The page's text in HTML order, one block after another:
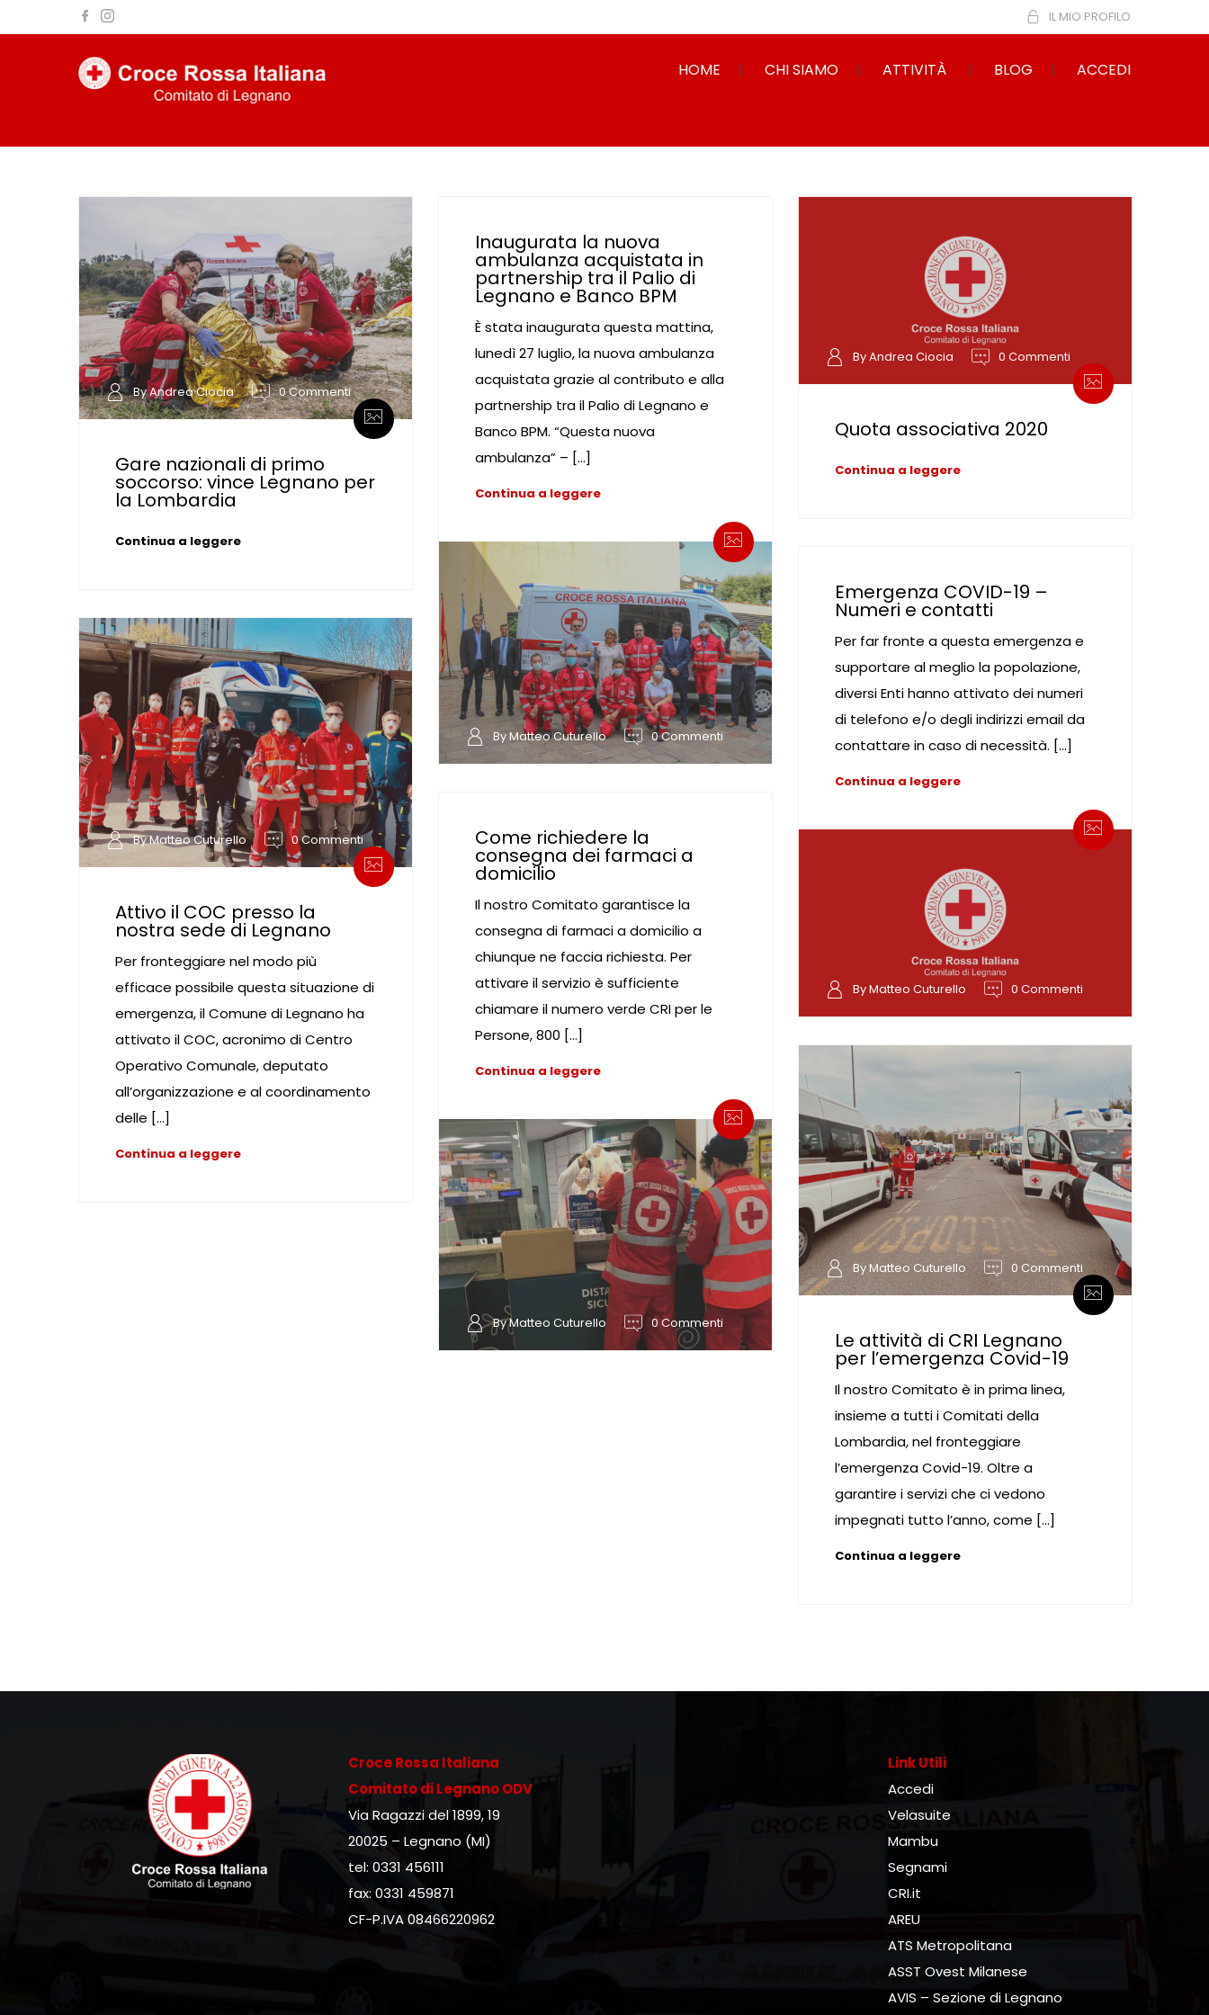
IL MIO PROFILO
HOME CHI SIAMO ATTIVITÀ BLOG ACCEDI
Blog
By Andrea Ciocia 0 Commenti
Gare nazionali di primo
soccorso: vince Legnano per
la Lombardia
Continua a leggere
Inaugurata la nuova
ambulanza acquistata in
partnership tra il Palio di
Legnano e Banco BPM
È stata inaugurata questa mattina,
lunedì 27 luglio, la nuova ambulanza
acquistata grazie al contributo e alla
partnership tra il Palio di Legnano e
Banco BPM. “Questa nuova
ambulanza” – […]
Continua a leggere
By Matteo Cuturello 0 Commenti
By Andrea Ciocia 0 Commenti
Quota associativa 2020
Continua a leggere
Emergenza COVID-19 –
Numeri e contatti
Per far fronte a questa emergenza e
supportare al meglio la popolazione,
diversi Enti hanno attivato dei numeri
di telefono e/o degli indirizzi email da
contattare in caso di necessità. […]
Continua a leggere
By Matteo Cuturello 0 Commenti
By Matteo Cuturello 0 Commenti
Attivo il COC presso la
nostra sede di Legnano
Per fronteggiare nel modo più
efficace possibile questa situazione di
emergenza, il Comune di Legnano ha
attivato il COC, acronimo di Centro
Operativo Comunale, deputato
all’organizzazione e al coordinamento
delle […]
Continua a leggere
Come richiedere la
consegna dei farmaci a
domicilio
Il nostro Comitato garantisce la
consegna di farmaci a domicilio a
chiunque ne faccia richiesta. Per
attivare il servizio è sufficiente
chiamare il numero verde CRI per le
Persone, 800 […]
Continua a leggere
By Matteo Cuturello 0 Commenti
By Matteo Cuturello 0 Commenti
Le attività di CRI Legnano
per l’emergenza Covid-19
Il nostro Comitato è in prima linea,
insieme a tutti i Comitati della
Lombardia, nel fronteggiare
l’emergenza Covid-19. Oltre a
garantire i servizi che ci vedono
impegnati tutto l’anno, come […]
Continua a leggere
Croce Rossa Italiana
Comitato di Legnano ODV
Via Ragazzi del 1899, 19
20025 – Legnano (MI)
tel: 0331 456111
fax: 0331 459871
CF-P.IVA 08466220962
Link Utili
Accedi
Velasuite
Mambu
Segnami
CRI.it
AREU
ATS Metropolitana
ASST Ovest Milanese
AVIS – Sezione di Legnano